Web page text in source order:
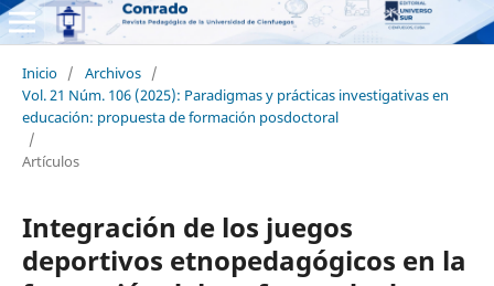
Inicio / Archivos /
Vol. 21 Núm. 106 (2025): Paradigmas y prácticas investigativas en
educación: propuesta de formación posdoctoral
/
Artículos
Integración de los juegos
deportivos etnopedagógicos en la